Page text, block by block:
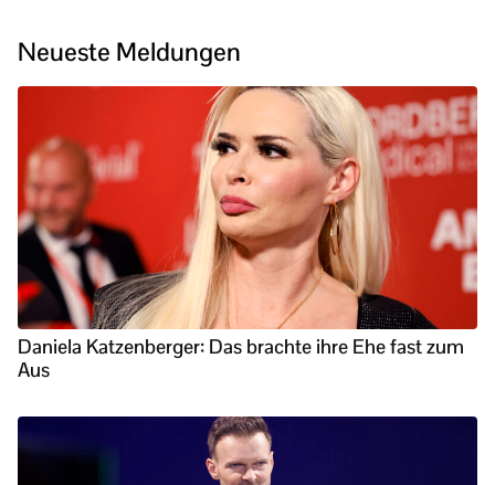
Neueste Meldungen
Daniela Katzenberger: Das brachte ihre Ehe fast zum
Aus